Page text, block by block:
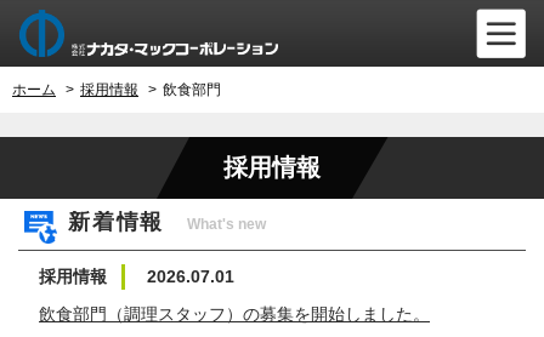
ホーム > 採用情報 > 飲食部門
採用情報
新着情報 What's new
採用情報
2026.07.01
飲食部門（調理スタッフ）の募集を開始しました。